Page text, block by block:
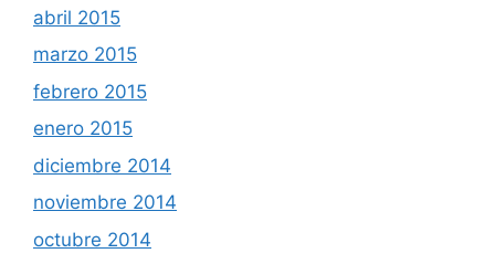
abril 2015
marzo 2015
febrero 2015
enero 2015
diciembre 2014
noviembre 2014
octubre 2014